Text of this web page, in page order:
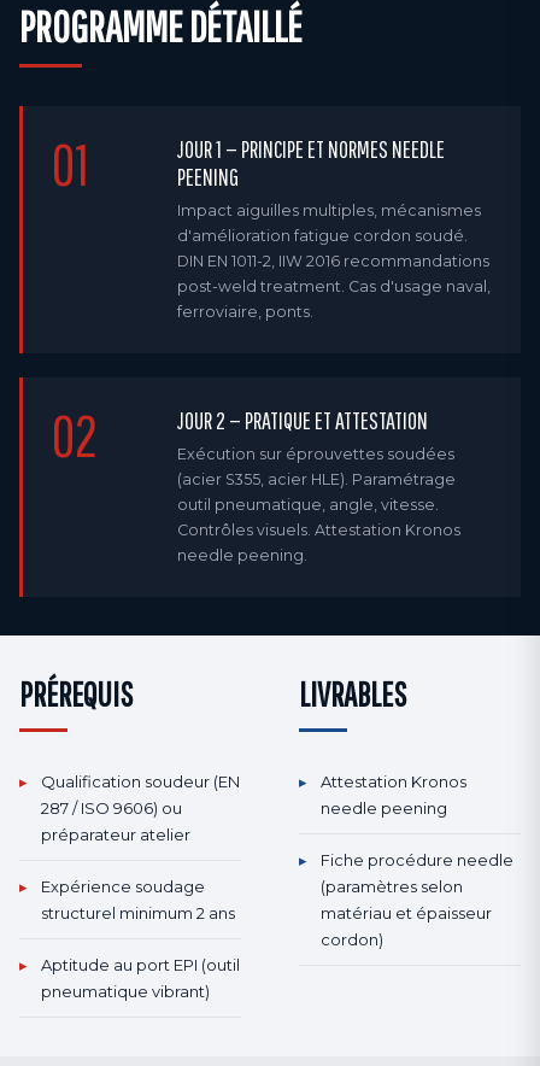
PROGRAMME DÉTAILLÉ
01
JOUR 1 — PRINCIPE ET NORMES NEEDLE
PEENING
Impact aiguilles multiples, mécanismes
d'amélioration fatigue cordon soudé.
DIN EN 1011-2, IIW 2016 recommandations
post-weld treatment. Cas d'usage naval,
ferroviaire, ponts.
02 JOUR 2 — PRATIQUE ET ATTESTATION
Exécution sur éprouvettes soudées
(acier S355, acier HLE). Paramétrage
outil pneumatique, angle, vitesse.
Contrôles visuels. Attestation Kronos
needle peening.
PRÉREQUIS
▸
Qualification soudeur (EN
287 / ISO 9606) ou
préparateur atelier
▸
Expérience soudage
structurel minimum 2 ans
▸
Aptitude au port EPI (outil
pneumatique vibrant)
LIVRABLES
▸
Attestation Kronos
needle peening
▸
Fiche procédure needle
(paramètres selon
matériau et épaisseur
cordon)